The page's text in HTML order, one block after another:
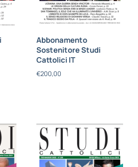
Abbonamento
Sostenitore Studi
Cattolici IT
€200,00